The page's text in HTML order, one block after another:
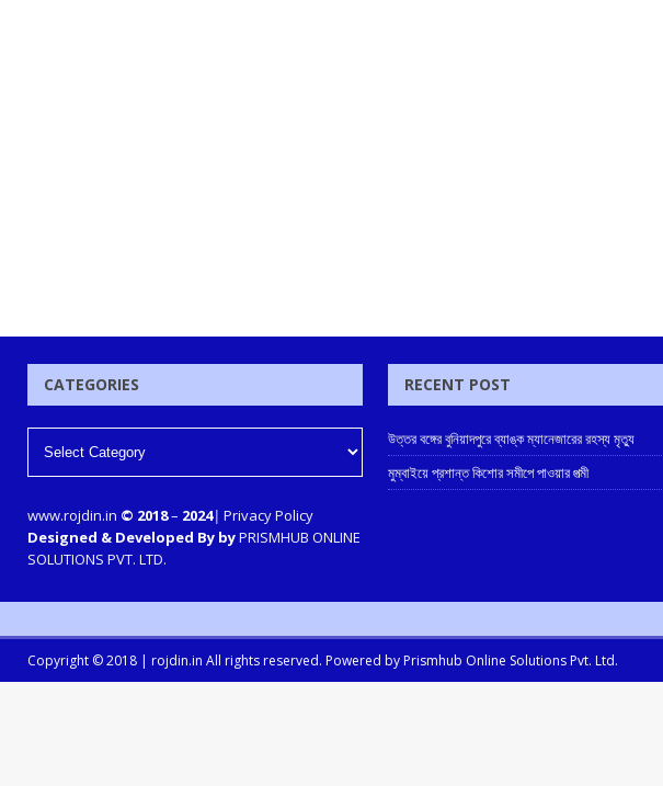
CATEGORIES
www.rojdin.in © 2018– 2024| Privacy Policy
Designed & Developed By byPRISMHUB ONLINE
SOLUTIONS PVT. LTD.
RECENT POST
উত্তর বঙ্গের বুনিয়াদপুরে ব্যাঙ্ক ম্যানেজারের রহস্য মৃত্যু
মুম্বাইয়ে প্রশান্ত কিশোর সমীপে পাওয়ার পত্মী
Copyright © 2018 | rojdin.in All rights reserved. Powered by Prismhub Online Solutions Pvt. Ltd.